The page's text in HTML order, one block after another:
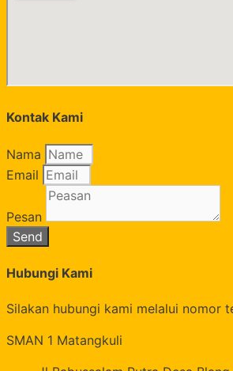
Kontak Kami
Nama
Email
Pesan
Send
Hubungi Kami
Silakan hubungi kami melalui nomor
SMAN 1 Matangkuli